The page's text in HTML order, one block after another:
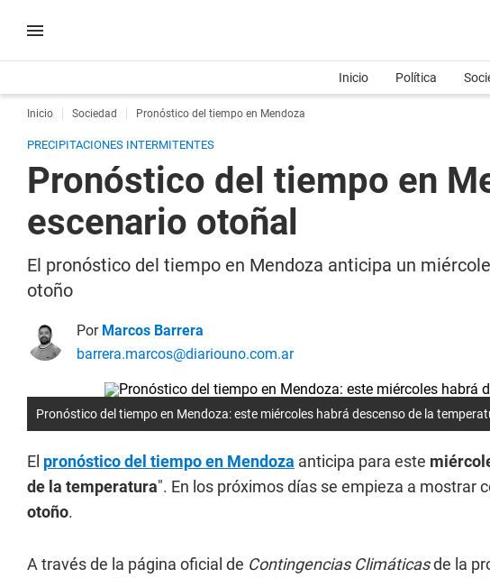
Inicio Política
Inicio Sociedad Pronóstico del tiempo en Mendoza
PRECIPITACIONES INTERMITENTES
Pronóstico del tiempo en
escenario otoñal
El pronóstico del tiempo en Mendoza anticipa un
otoño
Por Marcos Barrera
barrera.marcos@diariouno.com.ar
Pronóstico del tiempo en Mendoza: este miércoles habrá descenso de la
El pronóstico del tiempo en Mendoza anticipa para este
de la temperatura". En los próximos días se empieza a mostrar
otoño.
A través de la página oficial de Contingencias Climáticasde la